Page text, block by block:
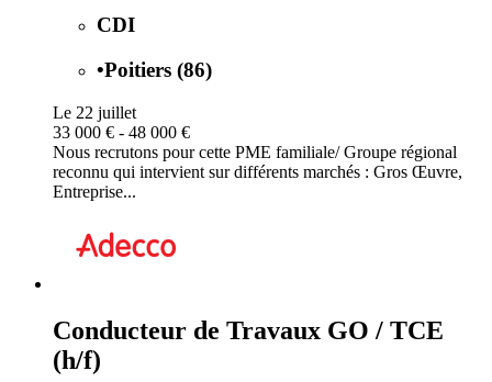
CDI
•Poitiers (86)
Le 22 juillet
33 000 € - 48 000 €
Nous recrutons pour cette PME familiale/ Groupe régional
reconnu qui intervient sur différents marchés : Gros Œuvre,
Entreprise...
Conducteur de Travaux GO / TCE
(h/f)